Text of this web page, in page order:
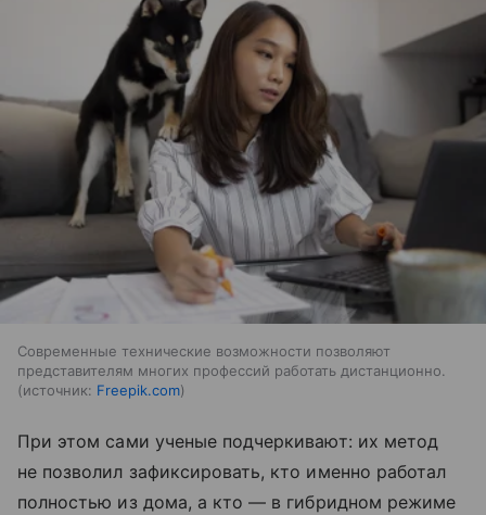
Современные технические возможности позволяют
представителям многих профессий работать дистанционно.
источник: Freepik.com
При этом сами ученые подчеркивают: их метод
не позволил зафиксировать, кто именно работал
полностью из дома, а кто — в гибридном режиме